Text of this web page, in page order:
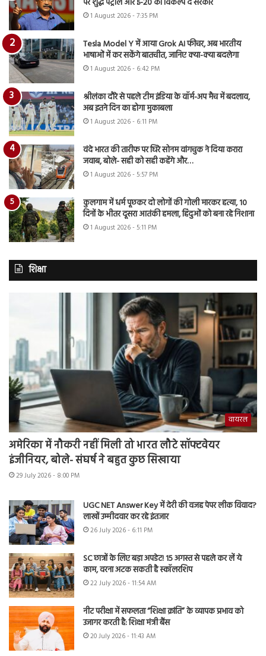
1 August 2026 - 7:35 PM
Tesla Model Y में आया Grok AI फीचर, अब भारतीय
भाषाओं में कर सकेंगे बातचीत, जानिए क्या-क्या बदलेगा
1 August 2026 - 6:42 PM
श्रीलंका दौरे से पहले टीम इंडिया के वॉर्म-अप मैच में बदलाव,
अब इतने दिन का होगा मुकाबला
1 August 2026 - 6:11 PM
वंदे भारत की तारीफ पर घिरे सोनम वांगचुक ने दिया करारा
जवाब, बोले- सही को सही कहेंगे और…
1 August 2026 - 5:57 PM
कुलगाम में धर्म पूछकर दो लोगों की गोली मारकर हत्या, 10
दिनों के भीतर दूसरा आतंकी हमला, हिंदुओं को बना रहे निशाना
1 August 2026 - 5:11 PM
शिक्षा
वायरल
अमेरिका में नौकरी नहीं मिली तो भारत लौटे सॉफ्टवेयर
इंजीनियर, बोले- संघर्ष ने बहुत कुछ सिखाया
29 July 2026 - 8:00 PM
UGC NET Answer Key में देरी की वजह पेपर लीक विवाद?
लाखों उम्मीदवार कर रहे इंतजार
26 July 2026 - 6:11 PM
SC छात्रों के लिए बड़ा अपडेट! 15 अगस्त से पहले कर लें ये
काम, वरना अटक सकती है स्कॉलरशिप
22 July 2026 - 11:54 AM
नीट परीक्षा में सफलता “शिक्षा क्रांति” के व्यापक प्रभाव को
उजागर करती है: शिक्षा मंत्री बैंस
20 July 2026 - 11:43 AM